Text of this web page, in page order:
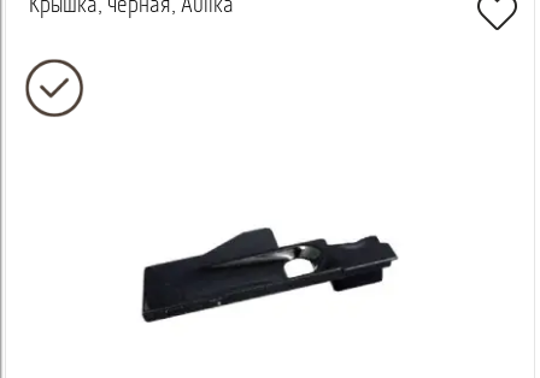
Крышка, чёрная, Aulika